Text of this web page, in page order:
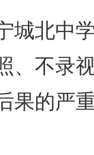
北中学
、不录
果的严